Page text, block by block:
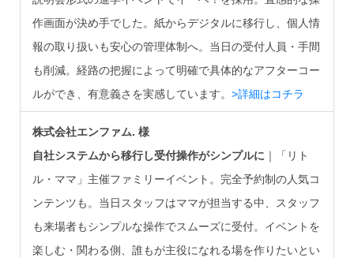
作画面が決め手でした。紙からデジタルに移行し、個人情
報の取り扱いも安心の管理体制へ。当日の受付人員・手間
も削減。経路の把握によって明確で具体的なアフターコー
ルができ、有意義さを実感しています。 >詳細はコチラ
株式会社エンファム. 様
自社システムから移行し受付操作がシンプルに ｜「リト
ル・ママ」主催ファミリーイベント。完全予約制の人気コ
ンテンツも。当日スタッフはママが担当する中、スタッフ
も来場者もシンプルな操作でスムーズに受付。イベントを
楽しむ・関わる側、誰もが主役になれる場を作りたいとい